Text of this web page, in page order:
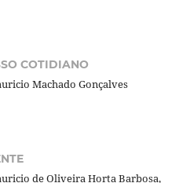
COTIDIANO
Machado Gonçalves
de Oliveira Horta Barbosa,